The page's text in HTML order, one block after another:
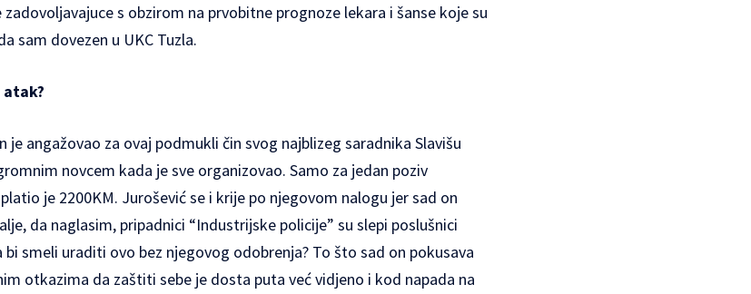
s obzirom na prvobitne prognoze lekara i šanse koje su
sam dovezen u UKC Tuzla.
je angažovao za ovaj podmukli čin svog najblizeg saradnika Slavišu
novcem kada je sve organizovao. Samo za jedan poziv
je 2200KM. Jurošević se i krije po njegovom nalogu jer sad on
da naglasim, pripadnici “Industrijske policije” su slepi poslušnici
smeli uraditi ovo bez njegovog odobrenja? To što sad on pokusava
otkazima da zaštiti sebe je dosta puta već vidjeno i kod napada na